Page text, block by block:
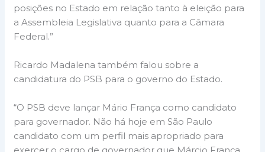
posições no Estado em relação tanto à eleição para
a Assembleia Legislativa quanto para a Câmara
Federal.”
Ricardo Madalena também falou sobre a
candidatura do PSB para o governo do Estado.
“O PSB deve lançar Mário França como candidato
para governador. Não há hoje em São Paulo
candidato com um perfil mais apropriado para
exercer o cargo de governador que Márcio França.